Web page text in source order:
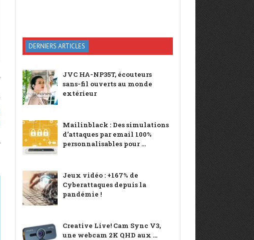
DERNIERS ARTICLES
JVC HA-NP35T, écouteurs
sans-fil ouverts au monde
extérieur
Mailinblack : Des simulations
d’attaques par email 100%
personnalisables pour ...
Jeux vidéo : +167% de
Cyberattaques depuis la
pandémie !
Creative Live! Cam Sync V3,
une webcam 2K QHD aux ...